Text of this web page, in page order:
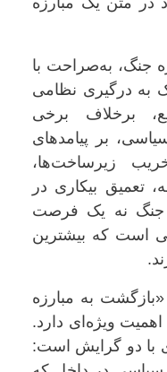
به‌صراحت با
درگیری نظامی
برخلاف برخی
بر پیامدهای
زیرساخت‌ها،
بیکاری در
نه یک فرصت
که بیشترین
به مبارزه
ویژه‌ای دارد.
دو گرایش است: